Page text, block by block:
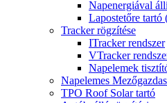
Napenergiával
Lapostetőre tartó
Tracker rögzítése
ITracker rendszer
VTracker
Napelemek
Napelemes
TPO Roof Solar tartó